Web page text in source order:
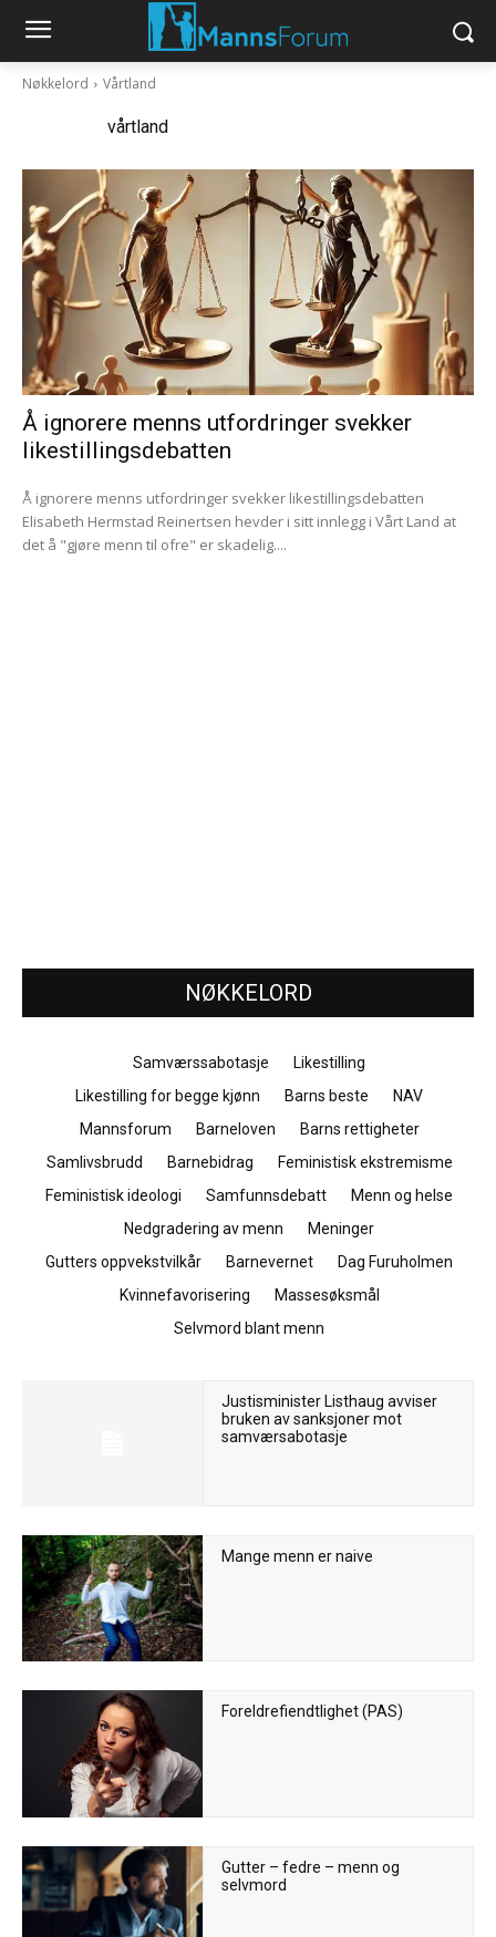
Nøkkelord Vårtland
vårtland
Å ignorere menns utfordringer svekker
likestillingsdebatten
Å ignorere menns utfordringer svekker likestillingsdebatten
Elisabeth Hermstad Reinertsen hevder i sitt innlegg i Vårt Land at
det å "gjøre menn til ofre" er skadelig....
NØKKELORD
Samværssabotasje
Likestilling
Likestilling for begge kjønn
Barns beste
NAV
Mannsforum
Barneloven
Barns rettigheter
Samlivsbrudd
Barnebidrag
Feministisk ekstremisme
Feministisk ideologi
Samfunnsdebatt
Menn og helse
Nedgradering av menn
Meninger
Gutters oppvekstvilkår
Barnevernet
Dag Furuholmen
Kvinnefavorisering
Massesøksmål
Selvmord blant menn
Justisminister Listhaug avviser
bruken av sanksjoner mot
samværsabotasje
Mange menn er naive
Foreldrefiendtlighet (PAS)
Gutter – fedre – menn og
selvmord